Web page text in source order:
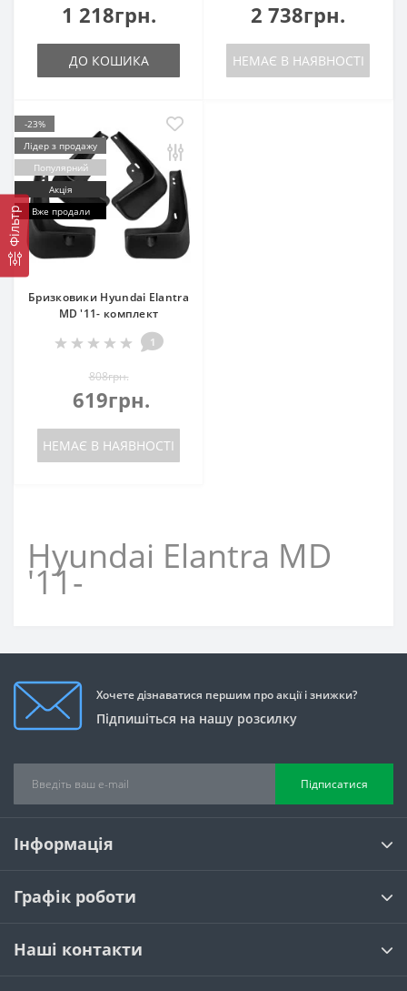
Фільтр
1 218грн.
ДО КОШИКА
2 738грн.
НЕМАЄ В НАЯВНОСТІ
-23%
Лідер з продажу
Популярний
Акція
Вже продали
Бризковики Hyundai Elantra
MD '11- комплект
1
808грн.
619грн.
НЕМАЄ В НАЯВНОСТІ
Hyundai Elantra MD
'11-
Хочете дізнаватися першим про акції і знижки?
Підпишіться на нашу розсилку
Підписатися
Інформація
Графік роботи
Наші контакти